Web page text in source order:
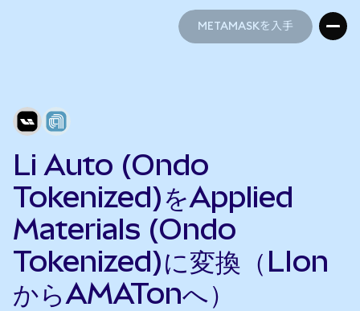
METAMASKを入手
Li Auto (Ondo
Tokenized)をApplied
Materials (Ondo
Tokenized)に変換（LIon
からAMATonへ）